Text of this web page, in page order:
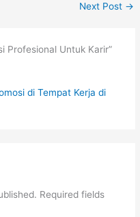
Next Post →
Profesional Untuk Karir”
di Tempat Kerja di
Required fields